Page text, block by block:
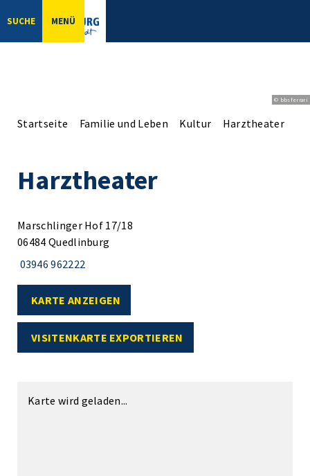
SUCHE MENÜ
© bbsferrari
Startseite Familie und Leben Kultur Harztheater
Harztheater
Marschlinger Hof 17/18
06484 Quedlinburg
03946 962222
KARTE ANZEIGEN
VISITENKARTE EXPORTIEREN
Karte wird geladen...